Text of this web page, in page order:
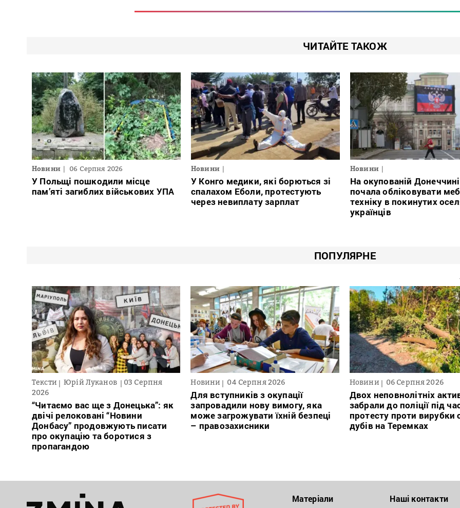
ЧИТАЙТЕ ТАКОЖ
Новини 06 Серпня 2026
У Польщі пошкодили місце
пам’яті загиблих військових УПА
Новини
У Конго медики, які борються зі
спалахом Еболи, протестують
через невиплату зарплат
Новини
На окупованій
почала обліковувати
техніку в покинутих
українців
ПОПУЛЯРНЕ
Тексти Юрій Луканов
03 Серпня
2026
“Читаємо вас ще з Донецька”: як
двічі релоковані “Новини
Донбасу” продовжують писати
про окупацію та боротися з
пропагандою
Новини 04 Серпня 2026
Для вступників з окупації
запровадили нову вимогу, яка
може загрожувати їхній безпеці
– правозахисники
Новини 06 Серпня 2026
Двох неповнолітніх
забрали до поліції під
протесту проти вирубки
дубів на Теремках
Матеріали Наші контакти